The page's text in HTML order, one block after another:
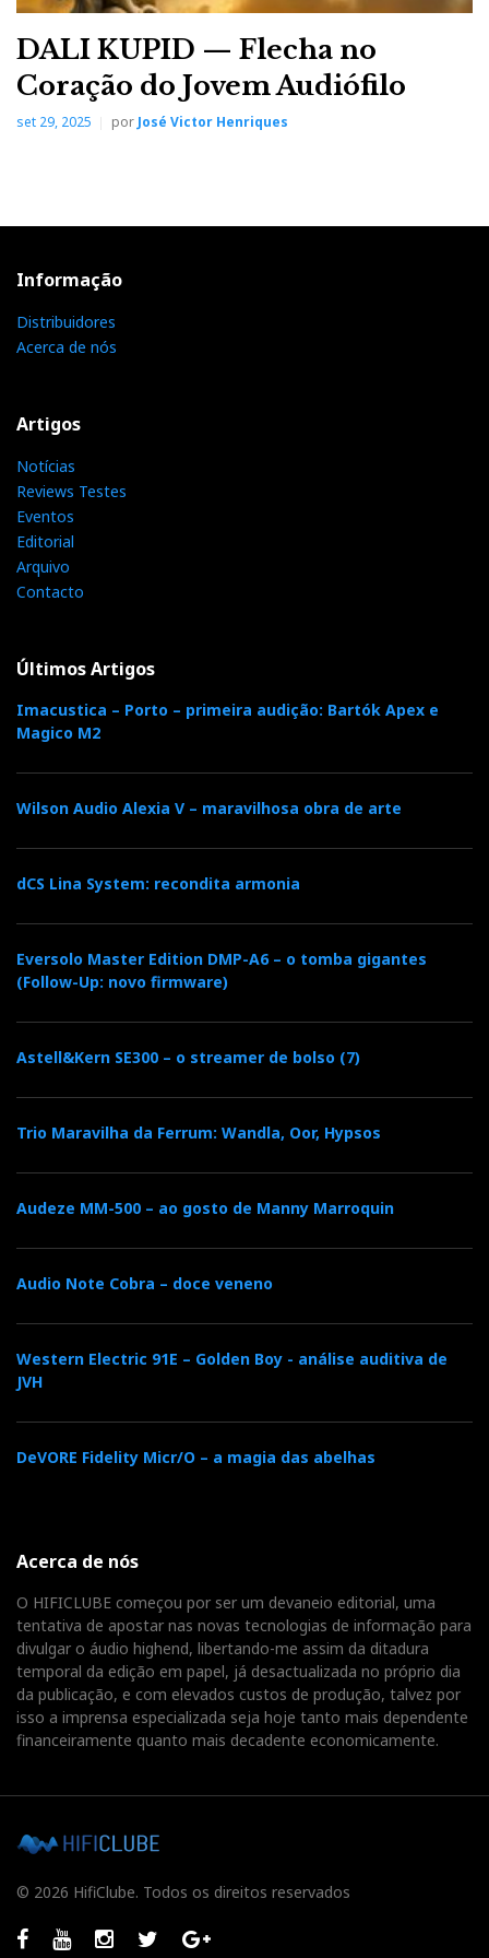
DALI KUPID — Flecha no
Coração do Jovem Audiófilo
set 29, 2025 por José Victor Henriques
Informação
Distribuidores
Acerca de nós
Artigos
Notícias
Reviews Testes
Eventos
Editorial
Arquivo
Contacto
Últimos Artigos
Imacustica – Porto – primeira audição: Bartók Apex e
Magico M2
Wilson Audio Alexia V – maravilhosa obra de arte
dCS Lina System: recondita armonia
Eversolo Master Edition DMP-A6 – o tomba gigantes
(Follow-Up: novo firmware)
Astell&Kern SE300 – o streamer de bolso (7)
Trio Maravilha da Ferrum: Wandla, Oor, Hypsos
Audeze MM-500 – ao gosto de Manny Marroquin
Audio Note Cobra – doce veneno
Western Electric 91E – Golden Boy - análise auditiva de
JVH
DeVORE Fidelity Micr/O – a magia das abelhas
Acerca de nós
O HIFICLUBE começou por ser um devaneio editorial, uma
tentativa de apostar nas novas tecnologias de informação para
divulgar o áudio highend, libertando-me assim da ditadura
temporal da edição em papel, já desactualizada no próprio dia
da publicação, e com elevados custos de produção, talvez por
isso a imprensa especializada seja hoje tanto mais dependente
financeiramente quanto mais decadente economicamente.
© 2026 HifiClube. Todos os direitos reservados
FacebookYoutubeInstagramTwitterGooglePlus